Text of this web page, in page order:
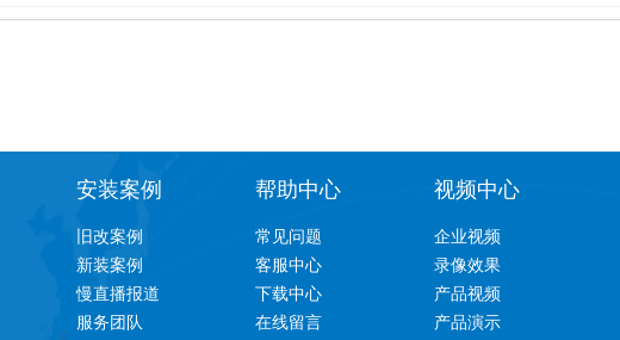
安装案例
旧改案例
新装案例
慢直播报道
服务团队
帮助中心
常见问题
客服中心
下载中心
在线留言
视频中心
企业视频
录像效果
产品视频
产品演示